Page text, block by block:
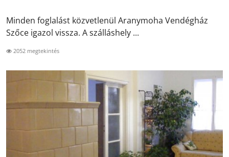
Minden foglalást közvetlenül Aranymoha Vendégház
Szőce igazol vissza. A szálláshely ...
2052 megtekintés